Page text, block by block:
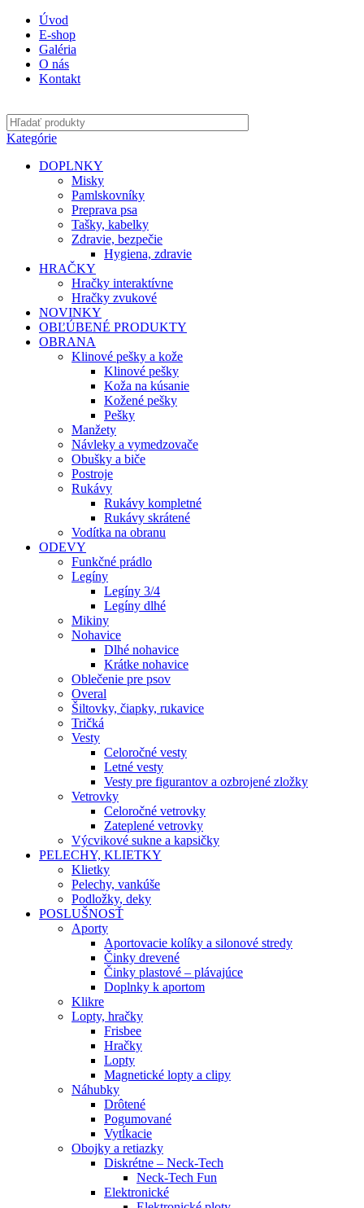
Úvod
E-shop
Galéria
O nás
Kontakt
Kategórie
DOPLNKY
Misky
Pamlskovníky
Preprava psa
Tašky, kabelky
Zdravie, bezpečie
Hygiena, zdravie
HRAČKY
Hračky interaktívne
Hračky zvukové
NOVINKY
OBĽÚBENÉ PRODUKTY
OBRANA
Klinové pešky a kože
Klinové pešky
Koža na kúsanie
Kožené pešky
Pešky
Manžety
Návleky a vymedzovače
Obušky a biče
Postroje
Rukávy
Rukávy kompletné
Rukávy skrátené
Vodítka na obranu
ODEVY
Funkčné prádlo
Legíny
Legíny 3/4
Legíny dlhé
Mikiny
Nohavice
Dlhé nohavice
Krátke nohavice
Oblečenie pre psov
Overal
Šiltovky, čiapky, rukavice
Tričká
Vesty
Celoročné vesty
Letné vesty
Vesty pre figurantov a ozbrojené zložky
Vetrovky
Celoročné vetrovky
Zateplené vetrovky
Výcvikové sukne a kapsičky
PELECHY, KLIETKY
Klietky
Pelechy, vankúše
Podložky, deky
POSLUŠNOSŤ
Aporty
Aportovacie kolíky a silonové stredy
Činky drevené
Činky plastové – plávajúce
Doplnky k aportom
Klikre
Lopty, hračky
Frisbee
Hračky
Lopty
Magnetické lopty a clipy
Náhubky
Drôtené
Pogumované
Vytĺkacie
Obojky a retiazky
Diskrétne – Neck-Tech
Neck-Tech Fun
Elektronické